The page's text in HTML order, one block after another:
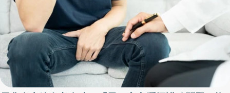
男性雄性禿患者之不劣性試驗(noninferiority study)，比較使用六個
月含0.2%咖啡因成分的外用液體及含5%米諾地爾(minoxidil，生髮
藥物)溶液，研究對象前額及後枕部頭髮的狀況。研究結果顯示，使
用5% minoxidil溶液的組別，生長期毛髮的比例平均增加11.68%，而
使用含有0.2%咖啡因成分外用液體的組別，生長期毛髮的比例平均
增加10.59%。由於使用minoxidil藥物可能伴隨皮膚過敏及多毛症等